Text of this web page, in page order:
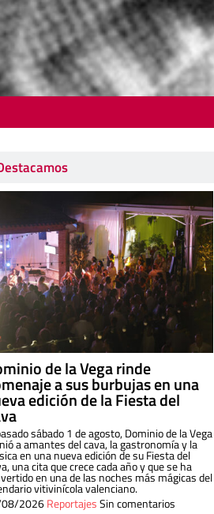
de la Vega rinde
a sus burbujas en una
edición de la Fiesta del
sábado 1 de agosto, Dominio de la Vega
a amantes del cava, la gastronomía y la
en una nueva edición de su Fiesta del
una cita que crece cada año y que se ha
en una de las noches más mágicas del
vitivinícola valenciano.
2026ReportajesSin comentarios